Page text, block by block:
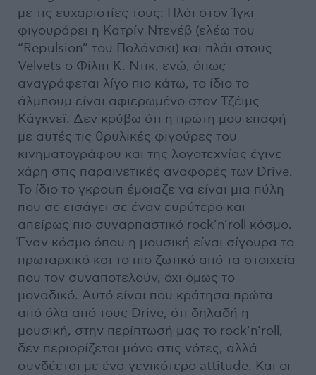
με τις ευχαριστίες τους: Πλάι στον Ίγκι
φιγουράρει η Κατρίν Ντενέβ (ελέω του
“Repulsion” του Πολάνσκι) και πλάι στους
Velvets ο Φίλιπ Κ. Ντικ, ενώ, όπως
αναγράφεται λίγο πιο κάτω, το ίδιο το
άλμπουμ είναι αφιερωμένο στον Τζέιμς
Κάγκνεϊ. Δεν κρύβω ότι η πρώτη μου επαφή
με αυτές τις θρυλικές φιγούρες του
κινηματογράφου και της λογοτεχνίας έγινε
χάρη στις παραινετικές αναφορές των Drive.
To ίδιο το γκρουπ έμοιαζε να είναι μια πύλη
που σε εισάγει σε έναν ευρύτερο και
απείρως πιο συναρπαστικό rock’n’roll κόσμο.
Έναν κόσμο όπου η μουσική είναι σίγουρα το
πρωταρχικό και το πιο ζωτικό από τα στοιχεία
που τον συναποτελούν, όχι όμως το
μοναδικό. Αυτό είναι που κράτησα πρώτα
από όλα από τους Drive, ότι δηλαδή η
μουσική, στην περίπτωσή μας το rock’n’roll,
δεν περιορίζεται μόνο στις νότες, αλλά
συνδέεται με ένα γενικότερο attitude. Και οι